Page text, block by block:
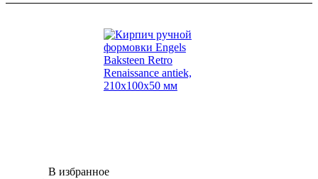
В избранное